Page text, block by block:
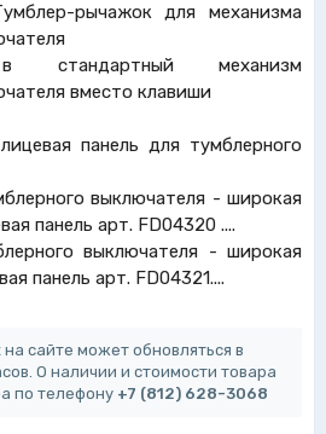
рычажок для механизма
в стандартный механизм
вместо клавиши
панель для тумблерного
выключателя - широкая
панель арт. FD04320 ....
выключателя - широкая
панель арт. FD04321....
сайте может обновляться в
О наличии и стоимости товара
по телефону +7 (812) 628-3068